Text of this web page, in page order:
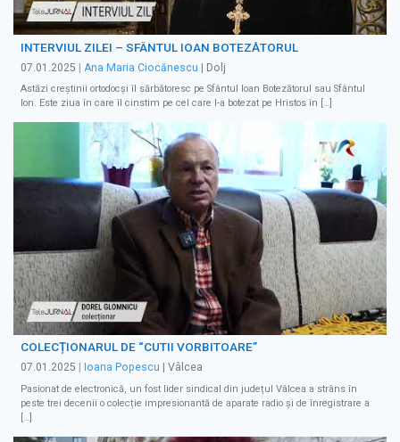
INTERVIUL ZILEI – SFÂNTUL IOAN BOTEZĂTORUL
07.01.2025 | Ana Maria Ciocănescu | Dolj
Astăzi creştinii ortodocşi îl sărbătoresc pe Sfântul Ioan Botezătorul sau Sfântul
Ion. Este ziua în care îl cinstim pe cel care l-a botezat pe Hristos în […]
COLECȚIONARUL DE “CUTII VORBITOARE”
07.01.2025 Ioana Popescu | Vâlcea
Pasionat de electronică, un fost lider sindical din județul Vâlcea a strâns în
peste trei decenii o colecție impresionantă de aparate radio și de înregistrare a
[…]